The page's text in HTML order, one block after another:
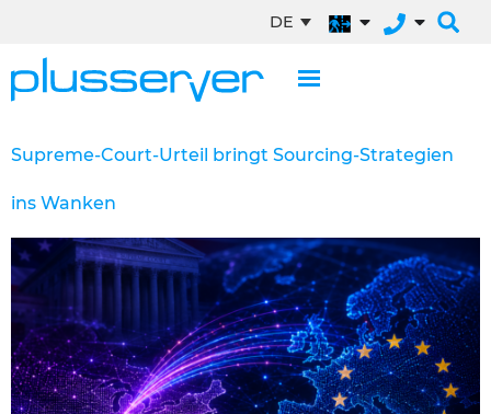
DE
Supreme-Court-Urteil bringt Sourcing-Strategien
ins Wanken